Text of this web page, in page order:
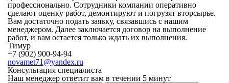
профессионально. Сотрудники компании оперативно
сделают оценку работ, демонтируют и погрузят вторсырье.
Вам достаточно подать заявку, связавшись с нашим
менеджером. Далее заключается договор на выполнение
работ, и вам остается только ждать их выполнения.
Тимур
+7 (902) 900-94-94
novamet71@yandex.ru
Консультация специалиста
Наш менеджер ответит вам в течении 5 минут